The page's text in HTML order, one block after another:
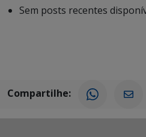
Sem posts recentes
Compartilhe: